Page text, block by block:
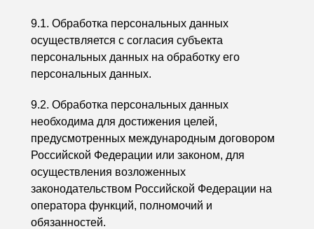
9.1. Обработка персональных данных
осуществляется с согласия субъекта
персональных данных на обработку его
персональных данных.
9.2. Обработка персональных данных
необходима для достижения целей,
предусмотренных международным договором
Российской Федерации или законом, для
осуществления возложенных
законодательством Российской Федерации на
оператора функций, полномочий и
обязанностей.